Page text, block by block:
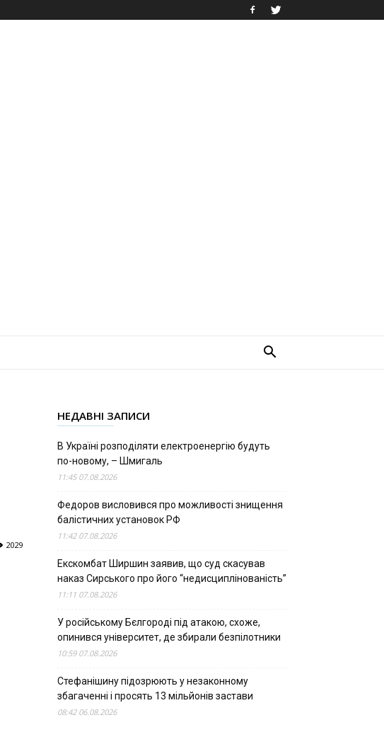
2029
НЕДАВНІ ЗАПИСИ
В Україні розподіляти електроенергію будуть
по-новому, – Шмигаль
11:45 07.08.2026
Федоров висловився про можливості знищення
балістичних установок РФ
11:42 07.08.2026
Екскомбат Ширшин заявив, що суд скасував
наказ Сирського про його “недисциплінованість”
11:11 07.08.2026
У російському Бєлгороді під атакою, схоже,
опинився університет, де збирали безпілотники
10:59 07.08.2026
Стефанішину підозрюють у незаконному
збагаченні і просять 13 мільйонів застави
08:42 06.08.2026